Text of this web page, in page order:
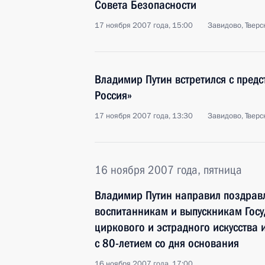
Совета Безопасности
17 ноября 2007 года, 15:00 Завидово,
Владимир Путин встретился с
Россия»
17 ноября 2007 года, 13:30 Завидово,
16 ноября 2007 года, пятница
Владимир Путин направил
воспитанникам и выпускникам
циркового и эстрадного
с 80-летием со дня основания